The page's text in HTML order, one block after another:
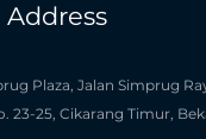
Plaza, Jalan Simprug
23-25, Cikarang Timur,